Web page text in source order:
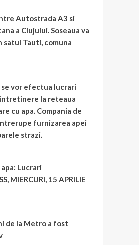
Autostrada A3 si
a Clujului. Soseaua va
Tauti, comuna
vor efectua lucrari
intretinere la reteaua
cu apa. Compania de
furnizarea apei
strazi.
Lucrari
MIERCURI, 15 APRILIE
de la Metro a fost